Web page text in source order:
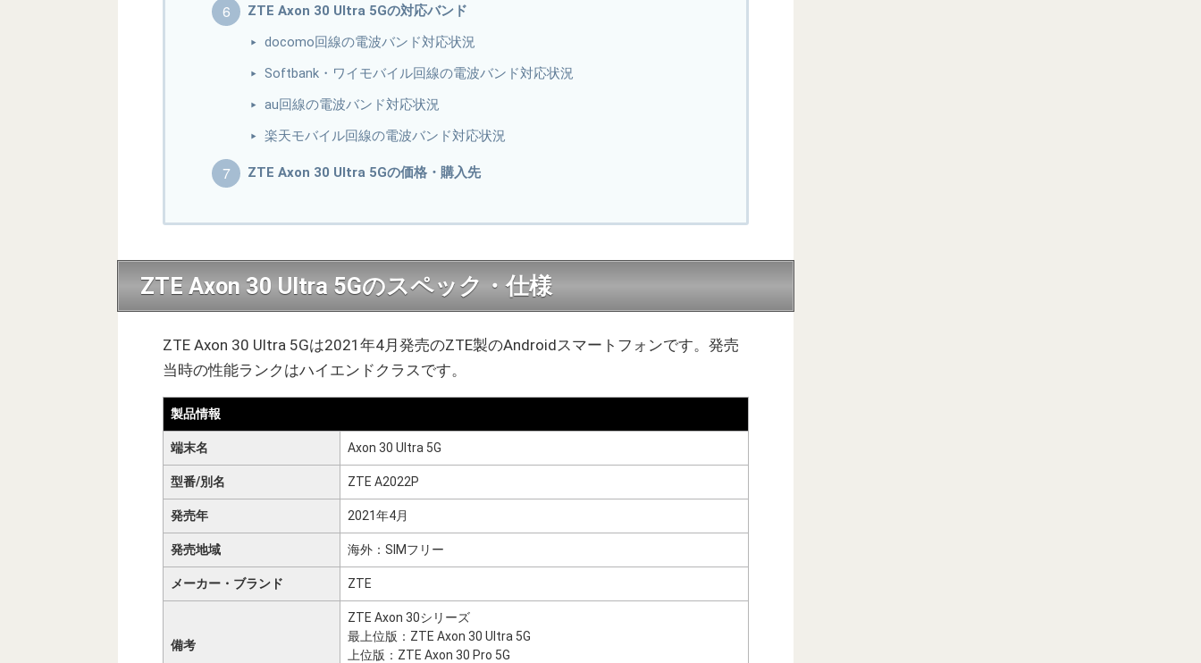
ZTE Axon 30 Ultra 5Gの対応バンド
docomo回線の電波バンド対応状況
Softbank・ワイモバイル回線の電波バンド対応状況
au回線の電波バンド対応状況
楽天モバイル回線の電波バンド対応状況
ZTE Axon 30 Ultra 5Gの価格・購入先
ZTE Axon 30 Ultra 5Gのスペック・仕様
ZTE Axon 30 Ultra 5Gは2021年4月発売のZTE製のAndroidスマートフォンです。発売
当時の性能ランクはハイエンドクラスです。
製品情報
端末名 Axon 30 Ultra 5G
型番/別名 ZTE A2022P
発売年 2021年4月
発売地域 海外：SIMフリー
メーカー・ブランド ZTE
備考
ZTE Axon 30シリーズ
最上位版：ZTE Axon 30 Ultra 5G
上位版：ZTE Axon 30 Pro 5G